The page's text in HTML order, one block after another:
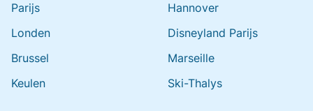
Parijs
Londen
Brussel
Keulen
Hannover
Disneyland Parijs
Marseille
Ski-Thalys